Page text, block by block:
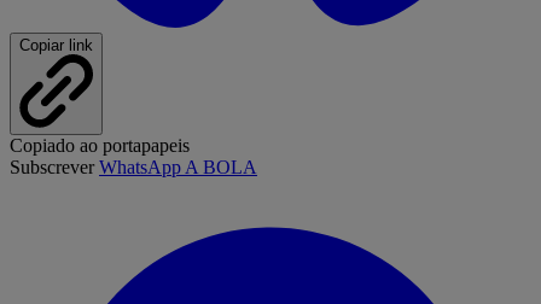
Copiar link
Copiado ao portapapeis
SubscreverWhatsApp A BOLA